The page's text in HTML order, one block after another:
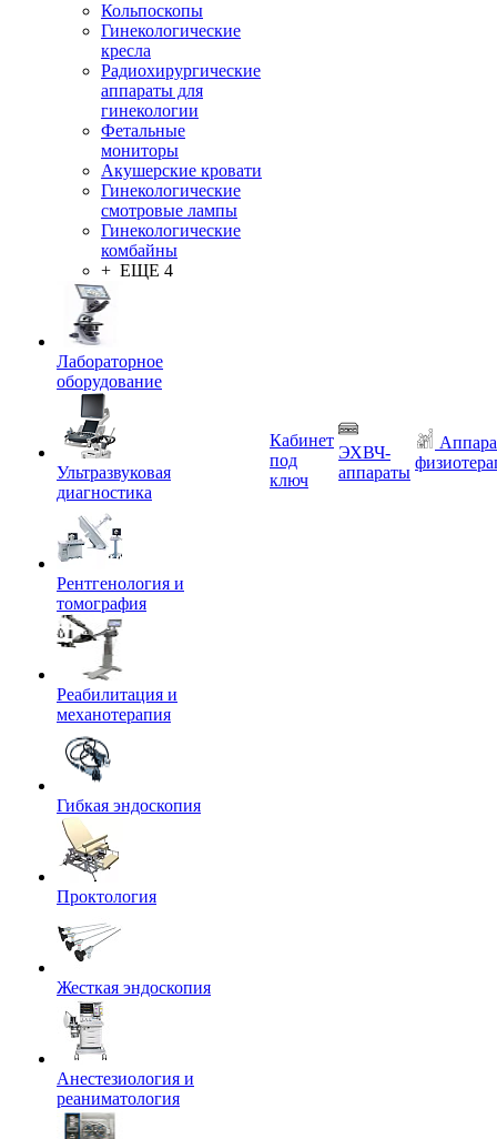
Кольпоскопы
Гинекологические
кресла
Радиохирургические
аппараты для
гинекологии
Фетальные
мониторы
Акушерские кровати
Гинекологические
смотровые лампы
Гинекологические
комбайны
+ ЕЩЕ 4
Лабораторное
оборудование
Ультразвуковая
диагностика
Рентгенология и
томография
Реабилитация и
механотерапия
Гибкая эндоскопия
Проктология
Жесткая эндоскопия
Анестезиология и
реаниматология
Кабинет
под
ключ
ЭХВЧ-
аппараты